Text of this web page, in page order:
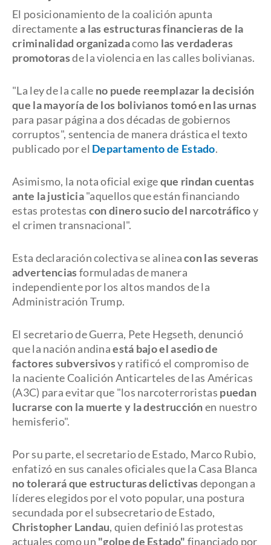
El posicionamiento de la coalición apunta
directamentea las estructuras financieras de la
criminalidad organizadacomo las verdaderas
promotorasde la violencia en las calles bolivianas.
"La ley de la calle no puede reemplazar la decisión
que la mayoría de los bolivianos tomó en las urnas
para pasar página a dos décadas de gobiernos
corruptos", sentencia de manera drástica el texto
publicado por el Departamento de Estado.
Asimismo, la nota oficial exigeque rindan cuentas
ante la justicia"aquellos que están financiando
estas protestas con dinero sucio del narcotráficoy
el crimen transnacional".
Esta declaración colectiva se alineacon las severas
advertenciasformuladas de manera
independiente por los altos mandos de la
Administración Trump.
El secretario de Guerra, Pete Hegseth, denunció
que la nación andinaestá bajo el asedio de
factores subversivosy ratificó el compromiso de
la naciente Coalición Anticarteles de las Américas
(A3C) para evitar que "los narcoterroristas puedan
lucrarse con la muerte y la destrucciónen nuestro
hemisferio".
Por su parte, el secretario de Estado, Marco Rubio,
enfatizó en sus canales oficiales que la Casa Blanca
no tolerará que estructuras delictivasdepongan a
líderes elegidos por el voto popular, una postura
secundada por el subsecretario de Estado,
Christopher Landau, quien definió las protestas
actuales como un "golpe de Estado" financiado por